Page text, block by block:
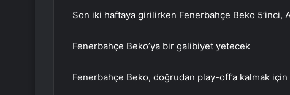
Son iki haftaya girilirken Fenerbahçe Beko 5’inci,
Fenerbahçe Beko’ya bir galibiyet yetecek
Fenerbahçe Beko, doğrudan play-off’a kalmak